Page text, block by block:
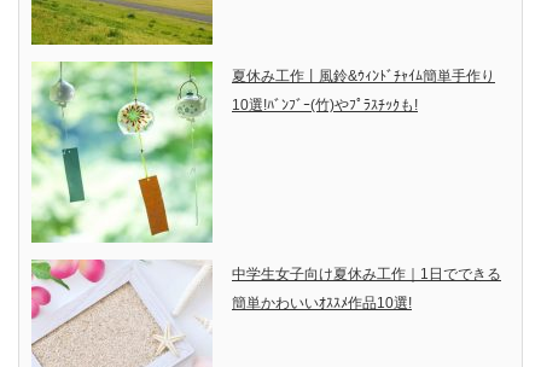
夏休み工作丨風鈴&ｳｨﾝﾄﾞﾁｬｲﾑ簡単手作り
10選!ﾊﾞﾝﾌﾞｰ(竹)やﾌﾟﾗｽﾁｯｸも!
中学生女子向け夏休み工作｜1日でできる
簡単かわいいｵｽｽﾒ作品10選!